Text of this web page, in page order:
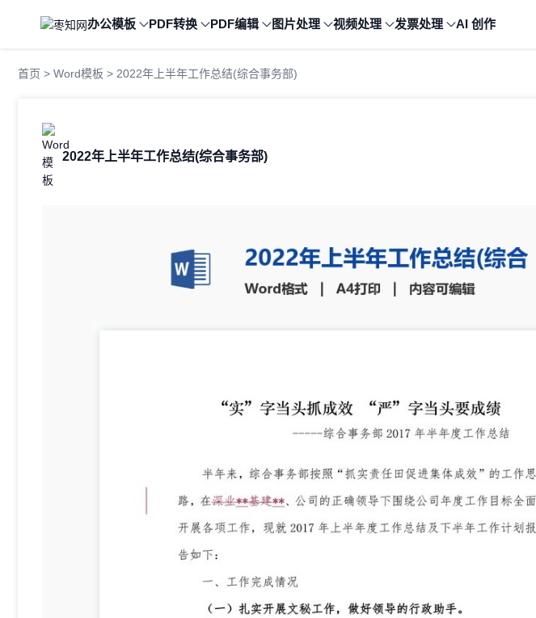
办公模板 PDF转换 PDF编辑 图片处理 视频处理 发票处理 AI 创作
首页 > Word模板 > 2022年上半年工作总结(综合事务部)
2022年上半年工作总结(综合事务部)